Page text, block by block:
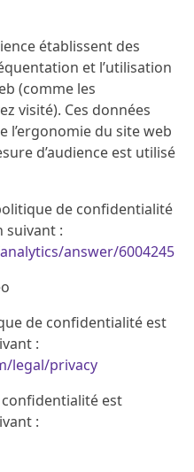
établissent des
et l’utilisation
(comme les
visité). Ces données
l’ergonomie du site web
d’audience est utilisé
de confidentialité
suivant :
answer/6004245
de confidentialité est
:
legal/privacy
est
: